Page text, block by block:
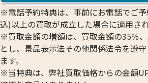
※電話予約特典は、事前にお電話でご
込)以上の買取が成立した場合に適用され
※買取金額の増額は、買取金額の35％
とし、景品表示法その他関係法令を遵
ます。
※当特典は、弊社買取価格からの金額